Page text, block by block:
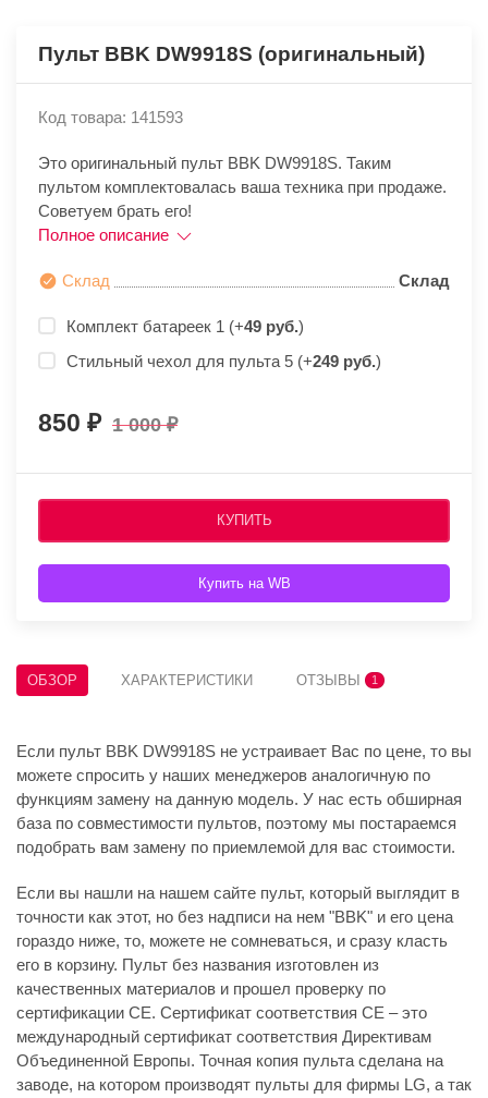
Пульт BBK DW9918S (оригинальный)
Код товара: 141593
Это оригинальный пульт BBK DW9918S. Таким
пультом комплектовалась ваша техника при продаже.
Советуем брать его!
Полное описание
Склад Склад
Комплект батареек 1 (+49 руб.)
Стильный чехол для пульта 5 (+249 руб.)
850 1 000
КУПИТЬ
Купить на WB
ОБЗОР ХАРАКТЕРИСТИКИ ОТЗЫВЫ 1
Если пульт BBK DW9918S не устраивает Вас по цене, то вы
можете спросить у наших менеджеров аналогичную по
функциям замену на данную модель. У нас есть обширная
база по совместимости пультов, поэтому мы постараемся
подобрать вам замену по приемлемой для вас стоимости.
Если вы нашли на нашем сайте пульт, который выглядит в
точности как этот, но без надписи на нем "BBK" и его цена
гораздо ниже, то, можете не сомневаться, и сразу класть
его в корзину. Пульт без названия изготовлен из
качественных материалов и прошел проверку по
сертификации CE. Сертификат соответствия СЕ – это
международный сертификат соответствия Директивам
Объединенной Европы. Точная копия пульта сделана на
заводе, на котором производят пульты для фирмы LG, а так